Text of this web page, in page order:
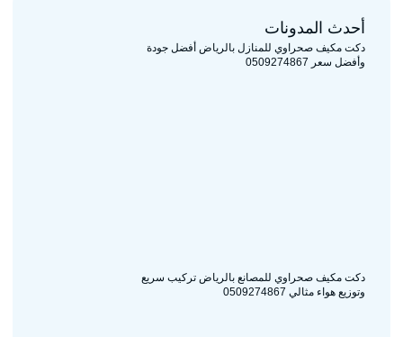
أحدث المدونات
دكت مكيف صحراوي للمنازل بالرياض أفضل جودة
وأفضل سعر 0509274867
دكت مكيف صحراوي للمصانع بالرياض تركيب سريع
وتوزيع هواء مثالي 0509274867